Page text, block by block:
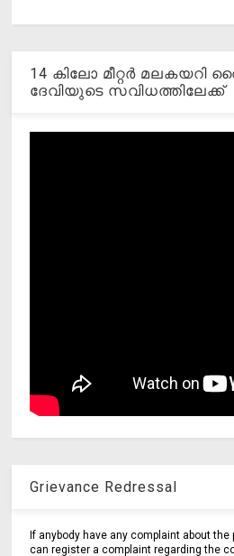
14 കിലോ മീറ്റര്‍
ദേവിയുടെ സവിധത്തിലേക്ക്
Grievance Redressal
If anybody have any complaint about
can register a complaint regarding the